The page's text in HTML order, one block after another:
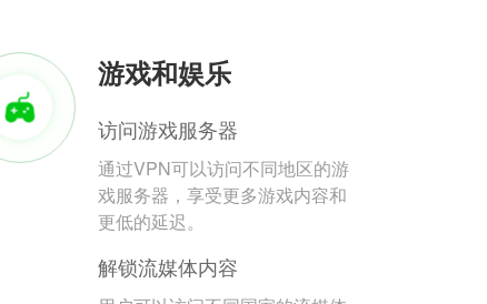
游戏和娱乐
访问游戏服务器
通过VPN可以访问不同地区的游
戏服务器，享受更多游戏内容和
更低的延迟。
解锁流媒体内容